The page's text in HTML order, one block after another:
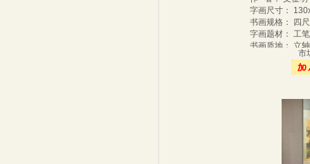
字画尺寸：
书画规格： 四
字画题材： 工
书画质地： 立
市